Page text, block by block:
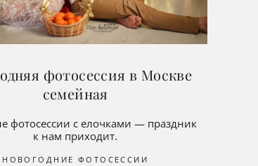
фотосессия в Москве
семейная
фотосессии с елочками — праздник
к нам приходит.
НОВОГОДНИЕ ФОТОСЕССИИ